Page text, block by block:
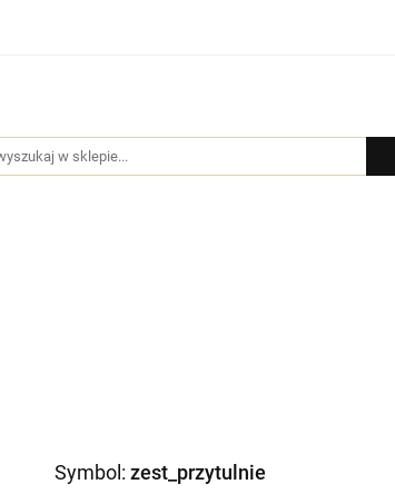
Symbol: zest_przytulnie